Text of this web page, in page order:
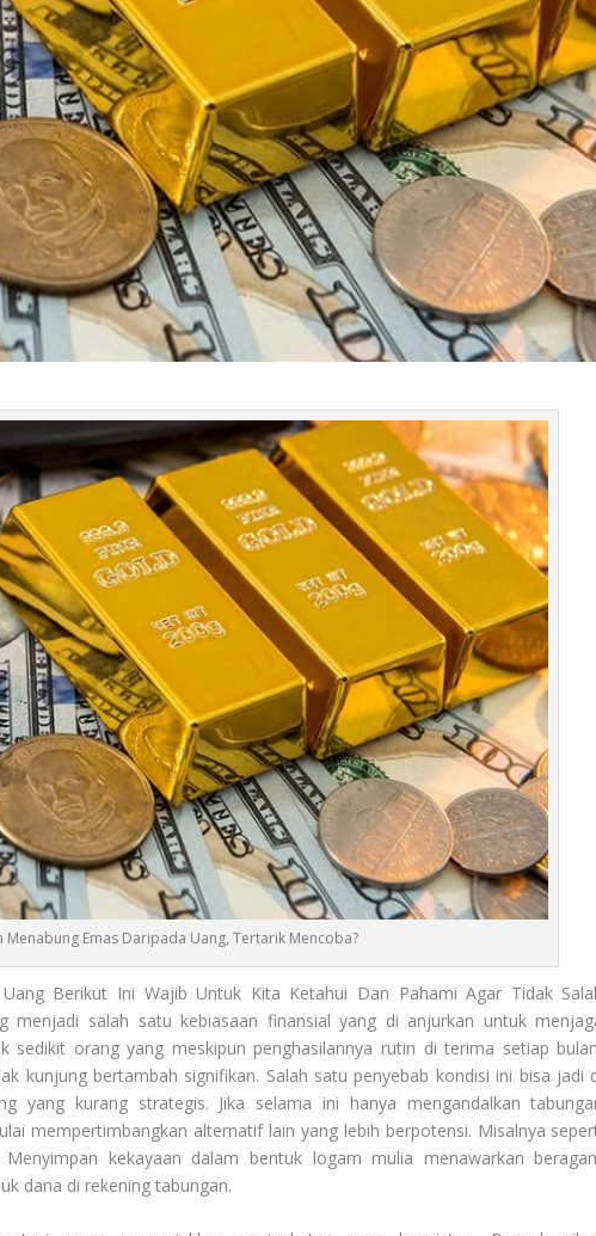
Menabung Emas Daripada Uang, Tertarik Mencoba?
Uang Berikut Ini Wajib Untuk Kita Ketahui Dan Pahami Agar Tidak
menjadi salah satu kebiasaan finansial yang di anjurkan untuk
sedikit orang yang meskipun penghasilannya rutin di terima setiap
kunjung bertambah signifikan. Salah satu penyebab kondisi ini bisa jadi
yang kurang strategis. Jika selama ini hanya mengandalkan
mempertimbangkan alternatif lain yang lebih berpotensi. Misalnya
kekayaan dalam bentuk logam mulia menawarkan
dana di rekening tabungan.